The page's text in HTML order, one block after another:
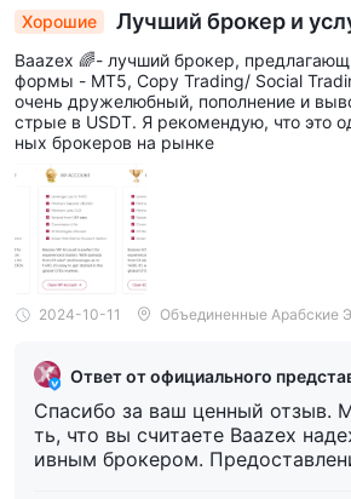
Хорошие Лучший брокер и
Baazex 🌈- лучший брокер,
формы - MT5, Copy Trading/ Social
очень дружелюбный, пополнение и
стрые в USDT. Я рекомендую, что это
ных брокеров на рынке
2024-10-11 Объединенные Арабские
Ответ от официального
Спасибо за ваш ценный отзыв.
ть, что вы считаете Baazex
ивным брокером.
опыта торговли с помощью